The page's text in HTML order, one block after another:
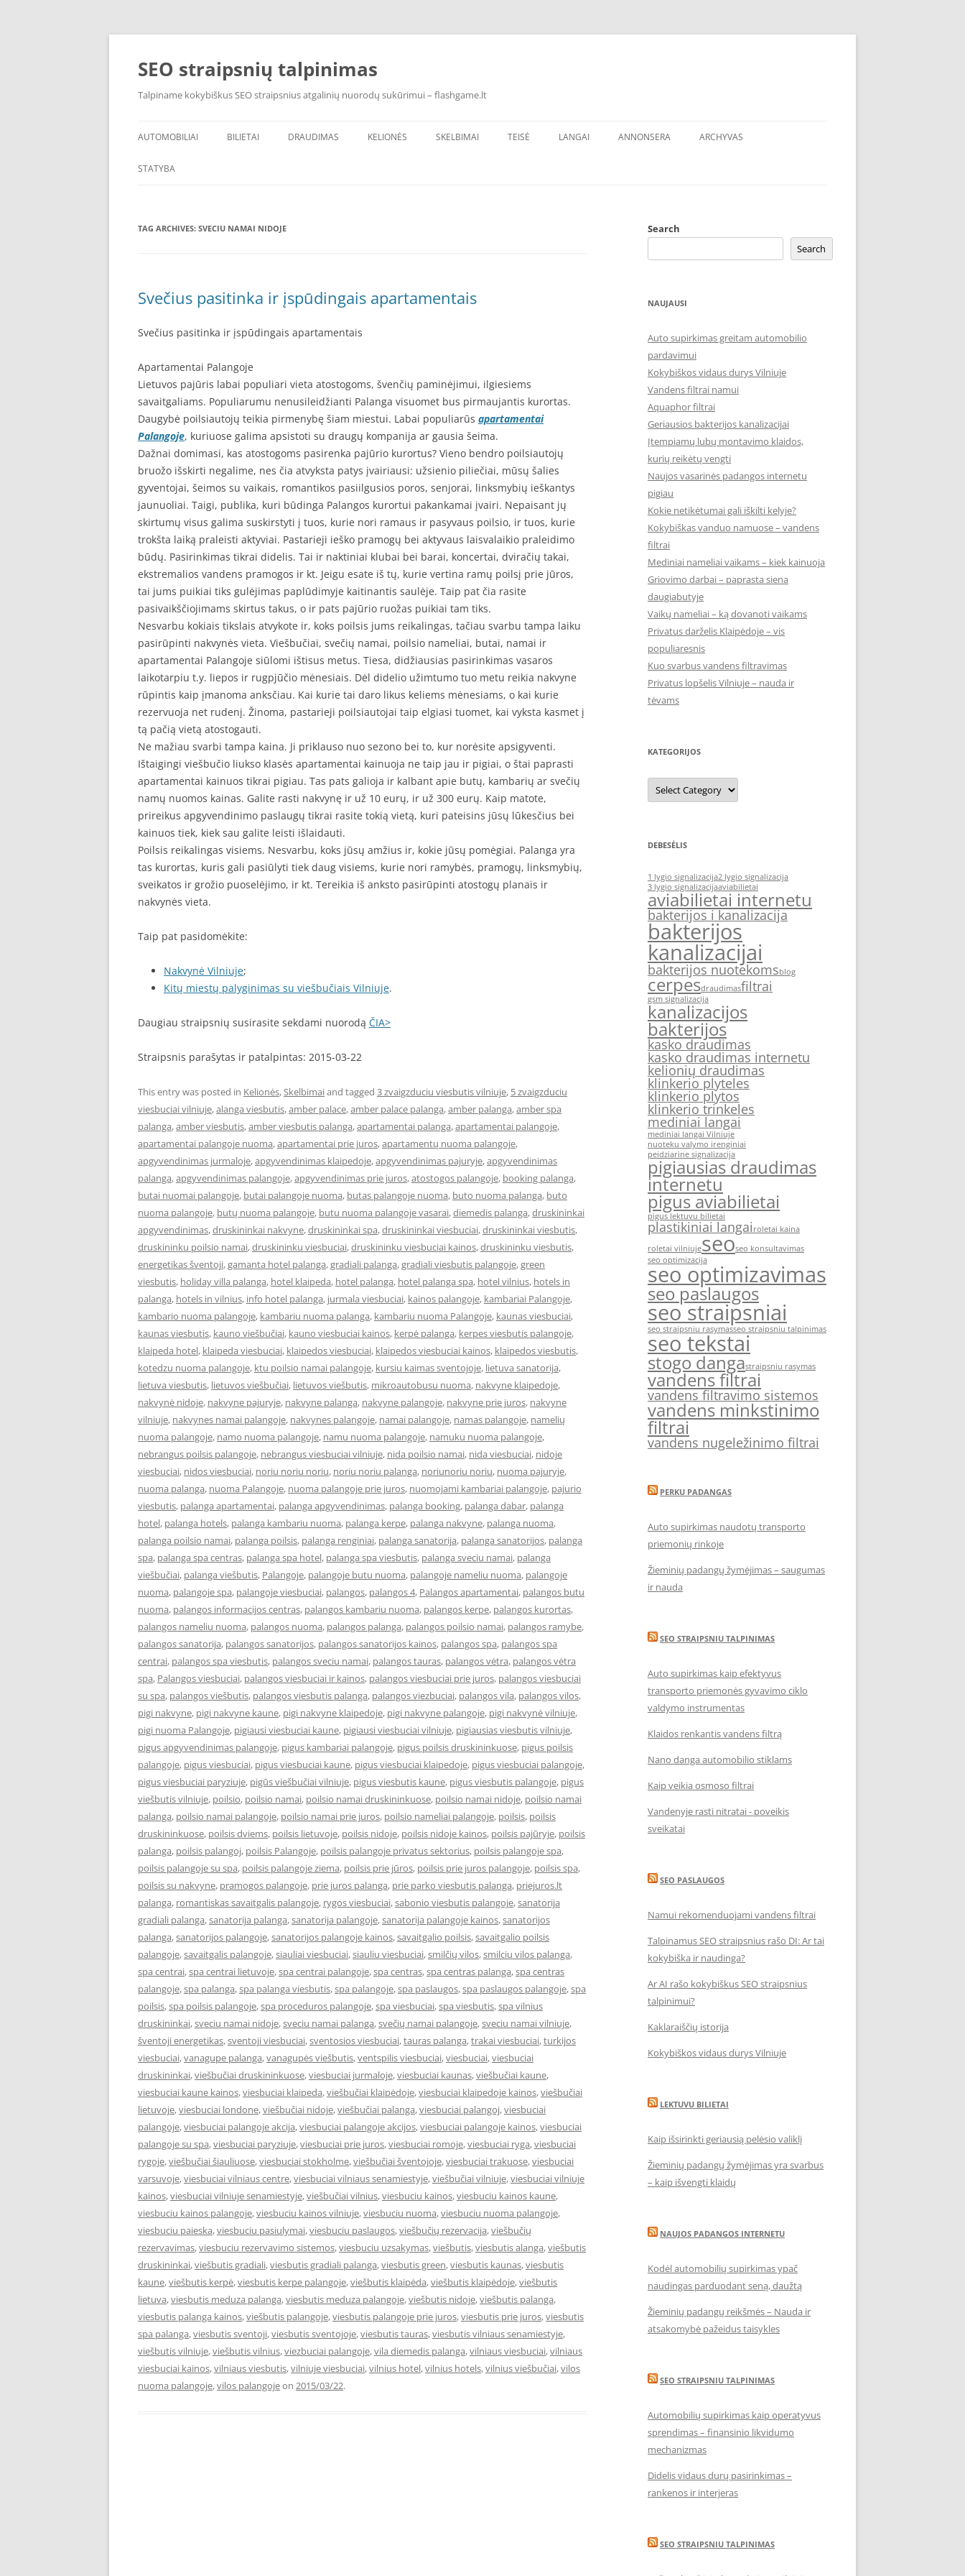
Skip
SEO straipsnių talpinimas
Talpiname kokybiškus SEO straipsnius atgalinių nuorodų sukūrimui – flashgame.lt
AUTOMOBILIAI BILIETAI DRAUDIMAS KELIONĖS SKELBIMAI TEISĖ LANGAI ANNONSERA ARCHYVAS
STATYBA
TAG ARCHIVES: SVECIU NAMAI NIDOJE
Svečius pasitinka ir įspūdingais apartamentais
Svečius pasitinka ir įspūdingais apartamentais
Apartamentai Palangoje
Lietuvos pajūris labai populiari vieta atostogoms, švenčių paminėjimui, ilgiesiems
savaitgaliams. Populiarumu nenusileidžianti Palanga visuomet bus pirmaujantis kurortas.
Daugybė poilsiautojų teikia pirmenybę šiam miestui. Labai populiarūs apartamentai
Palangoje, kuriuose galima apsistoti su draugų kompanija ar gausia šeima.
Dažnai domimasi, kas atostogoms pasirenka pajūrio kurortus? Vieno bendro poilsiautojų
bruožo išskirti negalime, nes čia atvyksta patys įvairiausi: užsienio piliečiai, mūsų šalies
gyventojai, šeimos su vaikais, romantikos pasiilgusios poros, senjorai, linksmybių ieškantys
jaunuoliai. Taigi, publika, kuri būdinga Palangos kurortui pakankamai įvairi. Nepaisant jų
skirtumų visus galima suskirstyti į tuos, kurie nori ramaus ir pasyvaus poilsio, ir tuos, kurie
trokšta laiką praleisti aktyviai. Pastarieji ieško pramogų bei aktyvaus laisvalaikio praleidimo
būdų. Pasirinkimas tikrai didelis. Tai ir naktiniai klubai bei barai, koncertai, dviračių takai,
ekstremalios vandens pramogos ir kt. Jeigu esate iš tų, kurie vertina ramų poilsį prie jūros,
tai jums puikiai tiks gulėjimas paplūdimyje kaitinantis saulėje. Taip pat čia rasite
pasivaikščiojimams skirtus takus, o ir pats pajūrio ruožas puikiai tam tiks.
Nesvarbu kokiais tikslais atvykote ir, koks poilsis jums reikalingas, tačiau svarbu tampa laiku
pasirūpinti nakvynės vieta. Viešbučiai, svečių namai, poilsio nameliai, butai, namai ir
apartamentai Palangoje siūlomi ištisus metus. Tiesa, didžiausias pasirinkimas vasaros
laikotarpiu t.y. liepos ir rugpjūčio mėnesiais. Dėl didelio užimtumo tuo metu reikia nakvyne
rūpintis kaip įmanoma anksčiau. Kai kurie tai daro likus keliems mėnesiams, o kai kurie
rezervuoja net rudenį. Žinoma, pastarieji poilsiautojai taip elgiasi tuomet, kai vyksta kasmet į
tą pačią vietą atostogauti.
Ne mažiau svarbi tampa kaina. Ji priklauso nuo sezono bei to, kur norėsite apsigyventi.
Ištaigingi viešbučio liukso klasės apartamentai kainuoja ne taip jau ir pigiai, o štai paprasti
apartamentai kainuos tikrai pigiau. Tas pats galioja ir kalbant apie butų, kambarių ar svečių
namų nuomos kainas. Galite rasti nakvynę ir už 10 eurų, ir už 300 eurų. Kaip matote,
prireikus apgyvendinimo paslaugų tikrai rasite tokią vietą, kuri pateisins jūsų lūkesčius bei
kainuos tiek, kiek sau galite leisti išlaidauti.
Poilsis reikalingas visiems. Nesvarbu, koks jūsų amžius ir, kokie jūsų pomėgiai. Palanga yra
tas kurortas, kuris gali pasiūlyti tiek daug visiems, kurie nori ramybės, pramogų, linksmybių,
sveikatos ir grožio puoselėjimo, ir kt. Tereikia iš anksto pasirūpinti atostogų planais ir
nakvynės vieta.
Taip pat pasidomėkite:
Nakvynė Vilniuje;
Kitų miestų palyginimas su viešbučiais Vilniuje.
Daugiau straipsnių susirasite sekdami nuorodą ČIA>
Straipsnis parašytas ir patalpintas: 2015-03-22
This entry was posted in Kelionės,Skelbimaiand tagged 3 zvaigzduciu viesbutis vilniuje, 5 zvaigzduciu
viesbuciai vilniuje,alanga viesbutis,amber palace,amber palace palanga,amber palanga,amber spa
palanga,amber viesbutis,amber viesbutis palanga,apartamentai palanga,apartamentai palangoje,
apartamentai palangoje nuoma,apartamentai prie juros,apartamentų nuoma palangoje,
apgyvendinimas jurmaloje,apgyvendinimas klaipedoje,apgyvendinimas pajuryje,apgyvendinimas
palanga,apgyvendinimas palangoje,apgyvendinimas prie juros,atostogos palangoje, booking palanga,
butai nuomai palangoje, butai palangoje nuoma, butas palangoje nuoma, buto nuoma palanga, buto
nuoma palangoje, butų nuoma palangoje, butu nuoma palangoje vasarai,diemedis palanga,druskininkai
apgyvendinimas,druskininkai nakvyne,druskininkai spa,druskininkai viesbuciai,druskininkai viesbutis,
druskininku poilsio namai,druskininku viesbuciai,druskininku viesbuciai kainos,druskininku viesbutis,
energetikas šventoji,gamanta hotel palanga,gradiali palanga,gradiali viesbutis palangoje,green
viesbutis, holiday villa palanga, hotel klaipeda, hotel palanga, hotel palanga spa, hotel vilnius, hotels in
palanga, hotels in vilnius, info hotel palanga, jurmala viesbuciai, kainos palangoje, kambariai Palangoje,
kambario nuoma palangoje, kambariu nuoma palanga, kambariu nuoma Palangoje, kaunas viesbuciai,
kaunas viesbutis, kauno viešbučiai, kauno viesbuciai kainos, kerpė palanga, kerpes viesbutis palangoje,
klaipeda hotel, klaipeda viesbuciai, klaipedos viesbuciai, klaipedos viesbuciai kainos, klaipedos viesbutis,
kotedzu nuoma palangoje, ktu poilsio namai palangoje, kursiu kaimas sventojoje, lietuva sanatorija,
lietuva viesbutis, lietuvos viešbučiai, lietuvos viešbutis, mikroautobusu nuoma, nakvyne klaipedoje,
nakvynė nidoje, nakvyne pajuryje, nakvyne palanga, nakvyne palangoje, nakvyne prie juros, nakvyne
vilniuje, nakvynes namai palangoje, nakvynes palangoje, namai palangoje, namas palangoje, namelių
nuoma palangoje, namo nuoma palangoje, namu nuoma palangoje, namuku nuoma palangoje,
nebrangus poilsis palangoje, nebrangus viesbuciai vilniuje, nida poilsio namai, nida viesbuciai, nidoje
viesbuciai, nidos viesbuciai, noriu noriu noriu, noriu noriu palanga, noriunoriu noriu, nuoma pajuryje,
nuoma palanga, nuoma Palangoje, nuoma palangoje prie juros, nuomojami kambariai palangoje, pajurio
viesbutis, palanga apartamentai, palanga apgyvendinimas, palanga booking, palanga dabar, palanga
hotel, palanga hotels, palanga kambariu nuoma, palanga kerpe, palanga nakvyne, palanga nuoma,
palanga poilsio namai, palanga poilsis, palanga renginiai, palanga sanatorija, palanga sanatorijos, palanga
spa, palanga spa centras, palanga spa hotel, palanga spa viesbutis, palanga sveciu namai, palanga
viešbučiai, palanga viešbutis, Palangoje, palangoje butu nuoma, palangoje nameliu nuoma, palangoje
nuoma, palangoje spa, palangoje viesbuciai, palangos, palangos 4, Palangos apartamentai, palangos butu
nuoma, palangos informacijos centras, palangos kambariu nuoma, palangos kerpe, palangos kurortas,
palangos nameliu nuoma, palangos nuoma, palangos palanga, palangos poilsio namai, palangos ramybe,
palangos sanatorija, palangos sanatorijos, palangos sanatorijos kainos, palangos spa, palangos spa
centrai, palangos spa viesbutis, palangos sveciu namai, palangos tauras, palangos vėtra, palangos vėtra
spa, Palangos viesbuciai, palangos viesbuciai ir kainos, palangos viesbuciai prie juros, palangos viesbuciai
su spa, palangos viešbutis, palangos viesbutis palanga, palangos viezbuciai, palangos vila, palangos vilos,
pigi nakvyne, pigi nakvyne kaune, pigi nakvyne klaipedoje, pigi nakvyne palangoje, pigi nakvynė vilniuje,
pigi nuoma Palangoje, pigiausi viesbuciai kaune, pigiausi viesbuciai vilniuje, pigiausias viesbutis vilniuje,
pigus apgyvendinimas palangoje, pigus kambariai palangoje, pigus poilsis druskininkuose, pigus poilsis
palangoje, pigus viesbuciai, pigus viesbuciai kaune, pigus viesbuciai klaipedoje, pigus viesbuciai palangoje,
pigus viesbuciai paryziuje, pigūs viešbučiai vilniuje, pigus viesbutis kaune, pigus viesbutis palangoje, pigus
viešbutis vilniuje, poilsio, poilsio namai, poilsio namai druskininkuose, poilsio namai nidoje, poilsio namai
palanga, poilsio namai palangoje, poilsio namai prie juros, poilsio nameliai palangoje, poilsis, poilsis
druskininkuose, poilsis dviems, poilsis lietuvoje, poilsis nidoje, poilsis nidoje kainos, poilsis pajūryje, poilsis
palanga, poilsis palangoj, poilsis Palangoje, poilsis palangoje privatus sektorius, poilsis palangoje spa,
poilsis palangoje su spa, poilsis palangoje ziema, poilsis prie jūros, poilsis prie juros palangoje, poilsis spa,
poilsis su nakvyne, pramogos palangoje, prie juros palanga, prie parko viesbutis palanga, priejuros.lt
palanga, romantiskas savaitgalis palangoje, rygos viesbuciai,sabonio viesbutis palangoje,sanatorija
gradiali palanga,sanatorija palanga,sanatorija palangoje,sanatorija palangoje kainos,sanatorijos
palanga,sanatorijos palangoje,sanatorijos palangoje kainos,savaitgalio poilsis,savaitgalio poilsis
palangoje,savaitgalis palangoje,siauliai viesbuciai,siauliu viesbuciai,smilčių vilos,smilciu vilos palanga,
spa centrai,spa centrai lietuvoje,spa centrai palangoje,spa centras,spa centras palanga,spa centras
palangoje,spa palanga,spa palanga viesbutis,spa palangoje,spa paslaugos,spa paslaugos palangoje,spa
poilsis,spa poilsis palangoje,spa proceduros palangoje,spa viesbuciai,spa viesbutis,spa vilnius
druskininkai,sveciu namai nidoje,sveciu namai palanga,svečių namai palangoje,sveciu namai vilniuje,
šventoji energetikas,sventoji viesbuciai,sventosios viesbuciai,tauras palanga,trakai viesbuciai,turkijos
viesbuciai,vanagupe palanga,vanagupės viešbutis,ventspilis viesbuciai,viesbuciai,viesbuciai
druskininkai,viešbučiai druskininkuose,viesbuciai jurmaloje,viesbuciai kaunas,viešbučiai kaune,
viesbuciai kaune kainos,viesbuciai klaipeda,viešbučiai klaipėdoje,viesbuciai klaipedoje kainos,viešbučiai
lietuvoje,viesbuciai londone,viešbučiai nidoje,viešbučiai palanga,viesbuciai palangoj,viesbuciai
palangoje,viesbuciai palangoje akcija,viesbuciai palangoje akcijos,viesbuciai palangoje kainos,viesbuciai
palangoje su spa,viesbuciai paryziuje,viesbuciai prie juros,viesbuciai romoje,viesbuciai ryga,viesbuciai
rygoje,viešbučiai šiauliuose,viesbuciai stokholme,viešbučiai šventojoje,viesbuciai trakuose,viesbuciai
varsuvoje,viesbuciai vilniaus centre,viesbuciai vilniaus senamiestyje,viešbučiai vilniuje,viesbuciai vilniuje
kainos,viesbuciai vilniuje senamiestyje,viešbučiai vilnius,viesbuciu kainos,viesbuciu kainos kaune,
viesbuciu kainos palangoje,viesbuciu kainos vilniuje,viesbuciu nuoma,viesbuciu nuoma palangoje,
viesbuciu paieska,viesbuciu pasiulymai,viesbuciu paslaugos,viešbučių rezervacija,viešbučių
rezervavimas,viesbuciu rezervavimo sistemos,viesbuciu uzsakymas,viešbutis,viesbutis alanga,viešbutis
druskininkai,viešbutis gradiali,viesbutis gradiali palanga,viesbutis green,viesbutis kaunas,viesbutis
kaune,viešbutis kerpė,viesbutis kerpe palangoje,viešbutis klaipėda,viešbutis klaipėdoje,viešbutis
lietuva,viesbutis meduza palanga,viesbutis meduza palangoje,viešbutis nidoje,viešbutis palanga,
viesbutis palanga kainos,viešbutis palangoje,viesbutis palangoje prie juros,viesbutis prie juros,viesbutis
spa palanga,viesbutis sventoji,viesbutis sventojoje,viesbutis tauras,viesbutis vilniaus senamiestyje,
viešbutis vilniuje,viešbutis vilnius,viezbuciai palangoje,vila diemedis palanga,vilniaus viesbuciai,vilniaus
viesbuciai kainos,vilniaus viesbutis,vilniuje viesbuciai,vilnius hotel,vilnius hotels,vilnius viešbučiai,vilos
nuoma palangoje,vilos palangojeon 2015/03/22.
Search
Search
NAUJAUSI
Auto supirkimas greitam automobilio
pardavimui
Kokybiškos vidaus durys Vilniuje
Vandens filtrai namui
Aquaphor filtrai
Geriausios bakterijos kanalizacijai
Įtempiamų lubų montavimo klaidos,
kurių reikėtų vengti
Naujos vasarinės padangos internetu
pigiau
Kokie netikėtumai gali iškilti kelyje?
Kokybiškas vanduo namuose – vandens
filtrai
Mediniai nameliai vaikams – kiek kainuoja
Griovimo darbai – paprasta siena
daugiabutyje
Vaikų nameliai – ką dovanoti vaikams
Privatus darželis Klaipėdoje – vis
populiaresnis
Kuo svarbus vandens filtravimas
Privatus lopšelis Vilniuje – nauda ir
tėvams
KATEGORIJOS
Kategorijos
DEBESĖLIS
1 lygio signalizacija2 lygio signalizacija
3 lygio signalizacijaaviabilietai
aviabilietai internetu
bakterijos i kanalizacija
bakterijos
kanalizacijai
bakterijos nuotekomsblog
cerpesdraudimasfiltrai
gsm signalizacija
kanalizacijos
bakterijos
kasko draudimas
kasko draudimas internetu
kelionių draudimas
klinkerio plyteles
klinkerio plytos
klinkerio trinkeles
mediniai langai
mediniai langai Vilniuje
nuoteku valymo irenginiai
peidziarine signalizacija
pigiausias draudimas
internetu
pigus aviabilietai
pigus lektuvu bilietai
plastikiniai langai roletai kaina
roletai vilniujeseoseo konsultavimas
seo optimizacija
seo optimizavimas
seo paslaugos
seo straipsniai
seo straipsniu rasymasseo straipsniu talpinimas
seo tekstai
stogo dangastraipsniu rasymas
vandens filtrai
vandens filtravimo sistemos
vandens minkstinimo
filtrai
vandens nugeležinimo filtrai
PERKU PADANGAS
Auto supirkimas naudotų transporto
priemonių rinkoje
Žieminių padangų žymėjimas – saugumas
ir nauda
SEO STRAIPSNIU TALPINIMAS
Auto supirkimas kaip efektyvus
transporto priemonės gyvavimo ciklo
valdymo instrumentas
Klaidos renkantis vandens filtrą
Nano danga automobilio stiklams
Kaip veikia osmoso filtrai
Vandenyje rasti nitratai - poveikis
sveikatai
SEO PASLAUGOS
Namui rekomenduojami vandens filtrai
Talpinamus SEO straipsnius rašo DI: Ar tai
kokybiška ir naudinga?
Ar AI rašo kokybiškus SEO straipsnius
talpinimui?
Kaklaraiščių istorija
Kokybiškos vidaus durys Vilniuje
LEKTUVU BILIETAI
Kaip išsirinkti geriausią pelėsio valiklį
Žieminių padangų žymėjimas yra svarbus
– kaip išvengti klaidų
NAUJOS PADANGOS INTERNETU
Kodėl automobilių supirkimas ypač
naudingas parduodant seną, daužtą
Žieminių padangų reikšmės – Nauda ir
atsakomybė pažeidus taisykles
SEO STRAIPSNIU TALPINIMAS
Automobilių supirkimas kaip operatyvus
sprendimas – finansinio likvidumo
mechanizmas
Didelis vidaus durų pasirinkimas –
rankenos ir interjeras
SEO STRAIPSNIU TALPINIMAS